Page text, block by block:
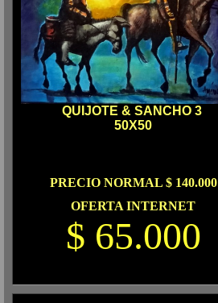
QUIJOTE & SANCHO 3
50X50
PRECIO NORMAL $ 140.000
OFERTA INTERNET
$ 65.000